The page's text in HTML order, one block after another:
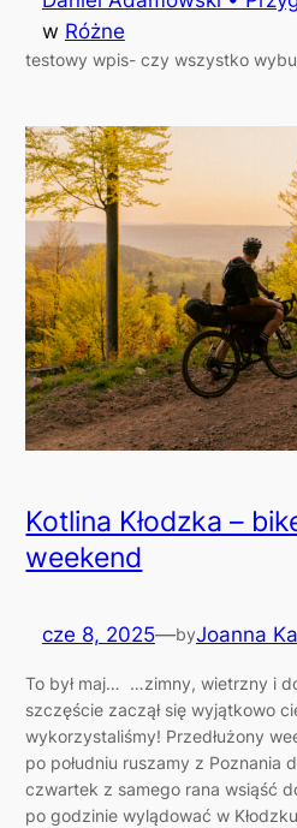
w Różne
testowy wpis- czy wszystko
Kotlina Kłodzka –
weekend
cze 8, 2025—byJoanna
To był maj… …zimny, wietrzny i
szczęście zaczął się wyjątkowo
wykorzystaliśmy! Przedłużony
po południu ruszamy z Poznania
czwartek z samego rana wsiąść
po godzinie wylądować w